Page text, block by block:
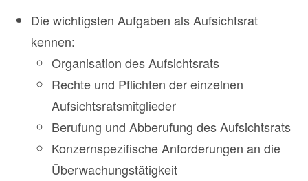
Die wichtigsten Aufgaben als Aufsichtsrat
kennen:
Organisation des Aufsichtsrats
Rechte und Pflichten der einzelnen
Aufsichtsratsmitglieder
Berufung und Abberufung des Aufsichtsrats
Konzernspezifische Anforderungen an die
Überwachungstätigkeit